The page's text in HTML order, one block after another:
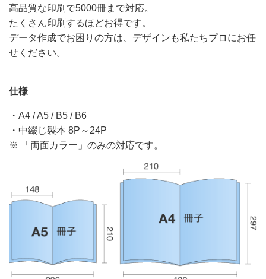
高品質な印刷で5000冊まで対応。
たくさん印刷するほどお得です。
データ作成でお困りの方は、デザインも私たちプロにお任
せください。
仕様
・A4 / A5 / B5 / B6
・中綴じ製本 8P～24P
※ 「両面カラー」のみの対応です。